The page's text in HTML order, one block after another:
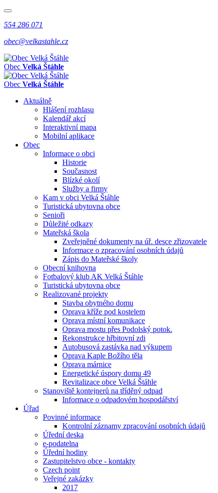
554 286 071
obec@velkastahle.cz
Obec Velká Štáhle
Obec Velká Štáhle
Aktuálně
Hlášení rozhlasu
Kalendář akcí
Interaktivní mapa
Mobilní aplikace
Obec
Informace o obci
Historie
Současnost
Blízké okolí
Služby a firmy
Kam v obci Velká Štáhle
Turistická ubytovna obce
Senioři
Důležité odkazy
Mateřská škola
Zveřejněné dokumenty na úř. desce zřizovatele
Informace o zpracování osobních údajů
Zápis do Mateřské školy
Obecní knihovna
Fotbalový klub AK Velká Štáhle
Turistická ubytovna obce
Realizované projekty
Stavba obytného domu
Oprava kříže pod kostelem
Oprava místní komunikace
Oprava mostu přes Podolský potok.
Rekonstrukce hřbitovní zdi
Autobusová zastávka nad výkupem
Oprava Kaple Božího těla
Oprava márnice
Energetické úspory domu 49
Revitalizace obce Velká Štáhle
Stanoviště kontejnerů na tříděný odpad
Informace o odpadovém hospodářství
Úřad
Povinné informace
Kontrolní záznamy zpracování osobních údajů
Úřední deska
e-podatelna
Úřední hodiny
Zastupitelstvo obce - kontakty
Czech point
Veřejné zakázky
2017